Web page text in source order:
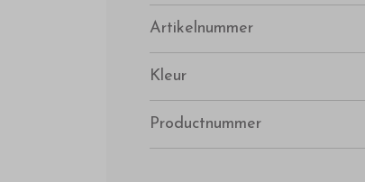
Artikelnummer
Kleur
Productnummer